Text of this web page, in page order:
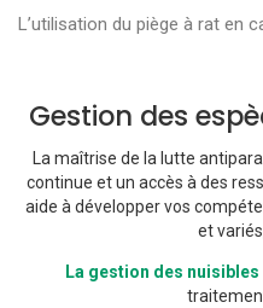
L’utilisation du piège à rat en
Gestion des
La maîtrise de la lutte
continue et un accès à des
aide à développer vos
et
La gestion des nuisibles